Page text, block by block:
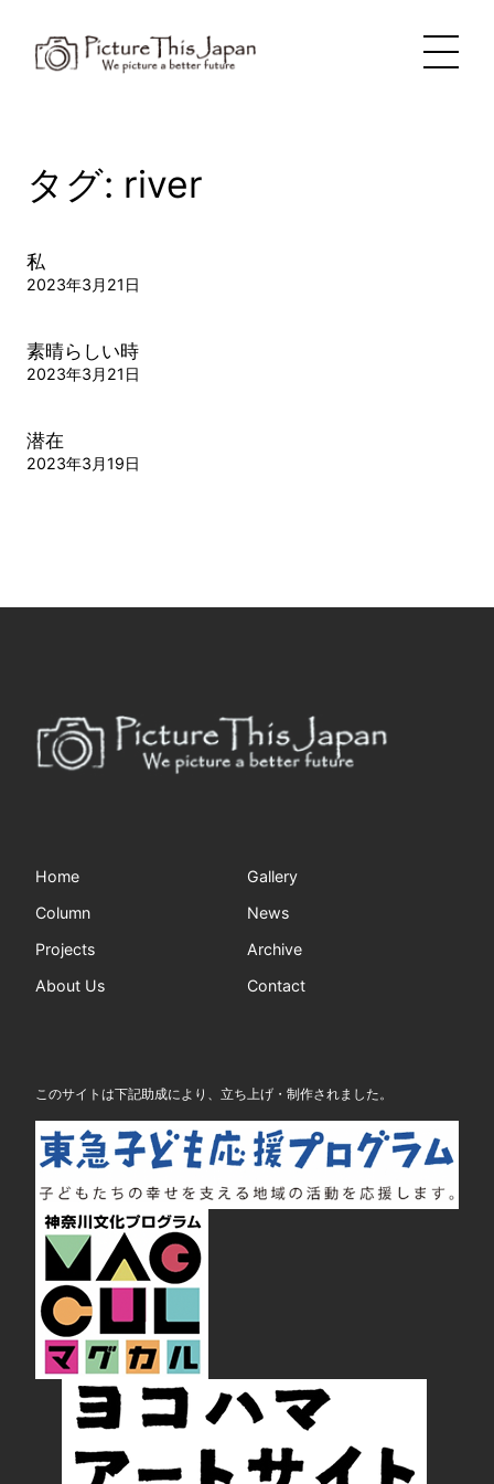
タグ: river
私
2023年3月21日
素晴らしい時
2023年3月21日
潜在
2023年3月19日
Home
Gallery
Column
News
Projects
Archive
About Us
Contact
このサイトは下記助成により、立ち上げ・制作されました。